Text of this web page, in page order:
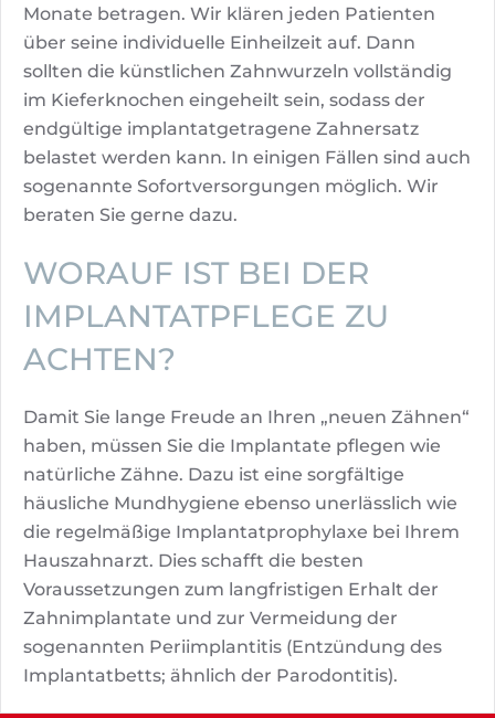
Monate betragen. Wir klären jeden Patienten
über seine individuelle Einheilzeit auf. Dann
sollten die künstlichen Zahnwurzeln vollständig
im Kieferknochen eingeheilt sein, sodass der
endgültige implantatgetragene Zahnersatz
belastet werden kann. In einigen Fällen sind auch
sogenannte Sofortversorgungen möglich. Wir
beraten Sie gerne dazu.
WORAUF IST BEI DER
IMPLANTATPFLEGE ZU
ACHTEN?
Damit Sie lange Freude an Ihren „neuen Zähnen“
haben, müssen Sie die Implantate pflegen wie
natürliche Zähne. Dazu ist eine sorgfältige
häusliche Mundhygiene ebenso unerlässlich wie
die regelmäßige Implantatprophylaxe bei Ihrem
Hauszahnarzt. Dies schafft die besten
Voraussetzungen zum langfristigen Erhalt der
Zahnimplantate und zur Vermeidung der
sogenannten Periimplantitis (Entzündung des
Implantatbetts; ähnlich der Parodontitis).